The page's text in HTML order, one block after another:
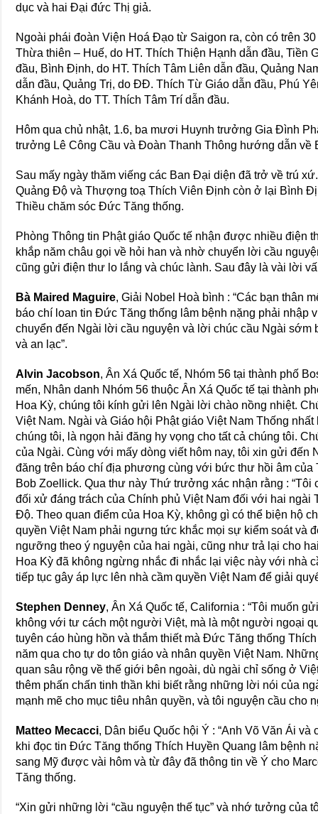
dục và hai Đại đức Thị giả.
Ngoài phái đoàn Viện Hoá Đạo từ Saigon ra, còn có trên
Thừa thiên – Huế, do HT. Thích Thiện Hạnh dẫn đầu, Tiền
đầu, Bình Định, do HT. Thích Tâm Liên dẫn đầu, Quảng
dẫn đầu, Quảng Trị, do ĐĐ. Thích Từ Giáo dẫn đầu, Phú
Khánh Hoà, do TT. Thích Tâm Trí dẫn đầu.
Hôm qua chủ nhật, 1.6, ba mươi Huynh trưởng Gia Đình
trưởng Lê Công Cầu và Đoàn Thanh Thông hướng dẫn
Sau mấy ngày thăm viếng các Ban Đại diện đã trở về trú
Quảng Độ và Thượng toạ Thích Viên Định còn ở lại Bình
Thiều chăm sóc Đức Tăng thống.
Phòng Thông tin Phật giáo Quốc tế nhận được nhiều điện
khắp năm châu gọi về hỏi han và nhờ chuyển lời cầu
cũng gửi điện thư lo lắng và chúc lành. Sau đây là vài lời
Bà Maired Maguire, Giải Nobel Hoà bình : “Các bạn thân
báo chí loan tin Đức Tăng thống lâm bệnh nặng phải
chuyển đến Ngài lời cầu nguyện và lời chúc cầu Ngài sớm
và an lạc”.
Alvin Jacobson, Ân Xá Quốc tế, Nhóm 56 tại thành phố
mến, Nhân danh Nhóm 56 thuộc Ân Xá Quốc tế tại thành
Hoa Kỳ, chúng tôi kính gửi lên Ngài lời chào nồng nhiệt.
Việt Nam. Ngài và Giáo hội Phật giáo Việt Nam Thống
chúng tôi, là ngọn hải đăng hy vọng cho tất cả chúng tôi.
của Ngài. Cùng với mấy dòng viết hôm nay, tôi xin gửi đến
đăng trên báo chí địa phương cùng với bức thư hồi âm
Bob Zoellick. Qua thư này Thứ trưởng xác nhận rằng :
đối xử đáng trách của Chính phủ Việt Nam đối với hai ngài
Độ. Theo quan điểm của Hoa Kỳ, không gì có thể biện hộ
quyền Việt Nam phải ngưng tức khắc mọi sự kiểm soát và
ngưỡng theo ý nguyện của hai ngài, cũng như trả lại cho
Hoa Kỳ đã không ngừng nhắc đi nhắc lại việc này với nhà
tiếp tục gây áp lực lên nhà cầm quyền Việt Nam để giải
Stephen Denney, Ân Xá Quốc tế, California : “Tôi muốn
không với tư cách một người Việt, mà là một người ngoại
tuyên cáo hùng hồn và thắm thiết mà Đức Tăng thống
năm qua cho tự do tôn giáo và nhân quyền Việt Nam.
quan sâu rộng về thế giới bên ngoài, dù ngài chỉ sống ở
thêm phấn chấn tinh thần khi biết rằng những lời nói của
mạnh mẽ cho mục tiêu nhân quyền, và tôi nguyện cầu cho
Matteo Mecacci, Dân biểu Quốc hội Ý : “Anh Võ Văn Ái
khi đọc tin Đức Tăng thống Thích Huyền Quang lâm bệnh
sang Mỹ được vài hôm và từ đây đã thông tin về Ý cho
Tăng thống.
“Xin gửi những lời “cầu nguyện thế tục” và nhớ tưởng của